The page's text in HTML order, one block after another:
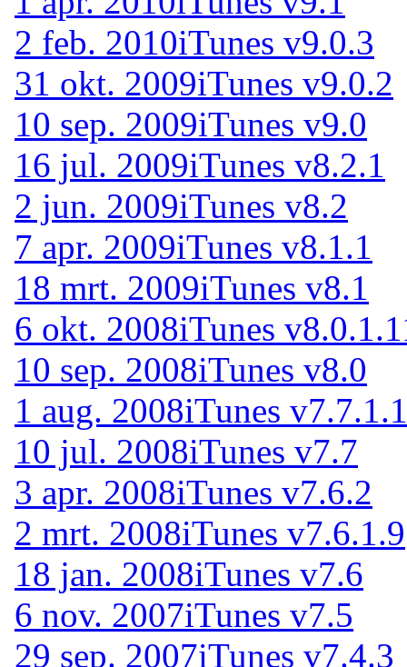
2 feb. 2010iTunes v9.0.3
31 okt. 2009iTunes v9.0.2
10 sep. 2009iTunes v9.0
16 jul. 2009iTunes v8.2.1
2 jun. 2009iTunes v8.2
7 apr. 2009iTunes v8.1.1
18 mrt. 2009iTunes v8.1
6 okt. 2008iTunes
10 sep. 2008iTunes v8.0
1 aug. 2008iTunes
10 jul. 2008iTunes v7.7
3 apr. 2008iTunes v7.6.2
2 mrt. 2008iTunes v7.6.1.9
18 jan. 2008iTunes v7.6
6 nov. 2007iTunes v7.5
29 sep. 2007iTunes v7.4.3